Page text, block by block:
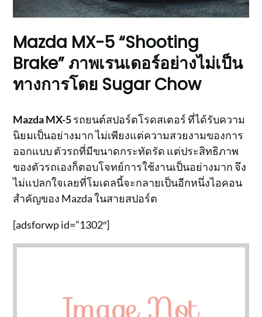
Mazda MX-5 “Shooting
Brake” ภาพเรนเดอร์อย่างไม่เป็น
ทางการโดย Sugar Chow
Mazda MX-5รถยนต์สปอร์ตโรดสเตอร์ ที่ได้รับความ
นิยมเป็นอย่างมาก ไม่เพียงแต่ความสวยงามของการ
ออกแบบ ตัวรถที่มีขนาดกระทัดรัด แต่ประสิทธิภาพ
ของตัวรถเองก็ตอบโจทย์การใช้งานเป็นอย่างมาก จึง
ไม่แปลกใจเลยที่โมเดลนี้จะกลายเป็นอีกหนึ่งไอคอน
สำคัญของ Mazda ในสายสปอร์ต
[adsforwp id=”1302″]